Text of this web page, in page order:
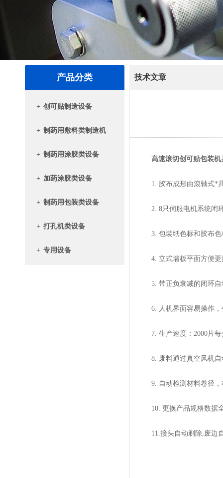
产品分类
+ 创可贴制造设备
+ 制药用敷料类制造机
+ 制药用涂胶类设备
+ 加药涂胶类设备
+ 制药用包装类设备
+ 打孔机类设备
+ 专用设备
技术文章
高速滚切创可贴包装机
1. 胶布成形由滾轴式*具
2. 8只伺服电机系统闭
3. 包装纸色标和胶布色
4. 立式墙板平面方便更
5. 带正负衰减的闭环自
6. 人机界面容易操作，
7. 生产速度：2000片每
8. 废料通过真空风机自
9. 自动检测材料卷径，
10. 更换产品规格数据全
11.接头自动剃除,废边自